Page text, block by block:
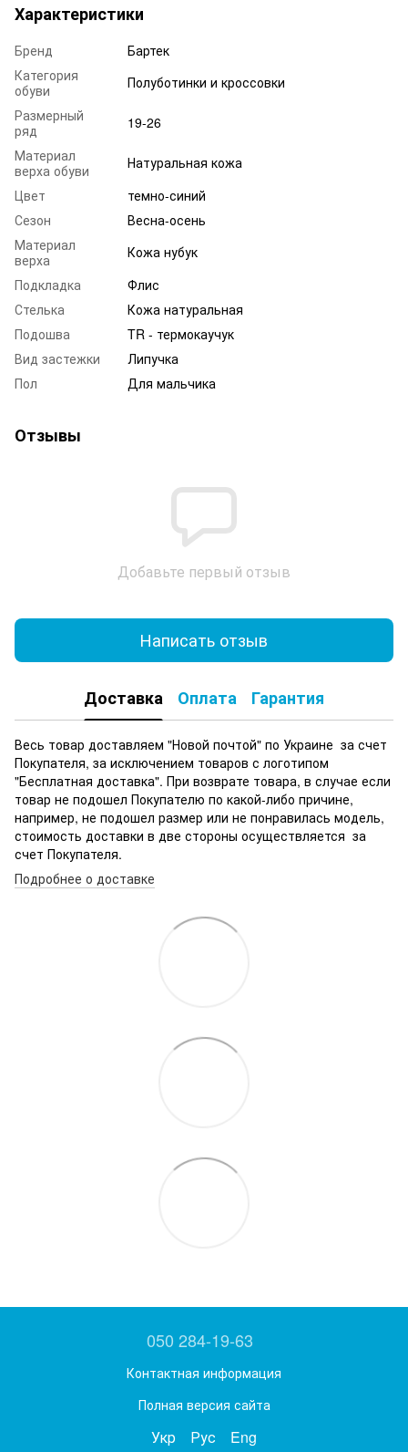
Характеристики
Бренд
Бартек
Категория
обуви
Полуботинки и кроссовки
Размерный
ряд
19-26
Материал
верха обуви
Натуральная кожа
Цвет
темно-синий
Сезон
Весна-осень
Материал
верха
Кожа нубук
Подкладка
Флис
Стелька
Кожа натуральная
Подошва
TR - термокаучук
Вид застежки
Липучка
Пол
Для мальчика
Отзывы
Добавьте первый отзыв
Написать отзыв
Доставка Оплата Гарантия
Весь товар доставляем "Новой почтой" по Украине за счет
Покупателя, за исключением товаров с логотипом
"Бесплатная доставка". При возврате товара, в случае если
товар не подошел Покупателю по какой-либо причине,
например, не подошел размер или не понравилась модель,
стоимость доставки в две стороны осуществляется за
счет Покупателя.
Подробнее о доставке
050 284-19-63
Контактная информация
Полная версия сайта
Укр Рус Eng